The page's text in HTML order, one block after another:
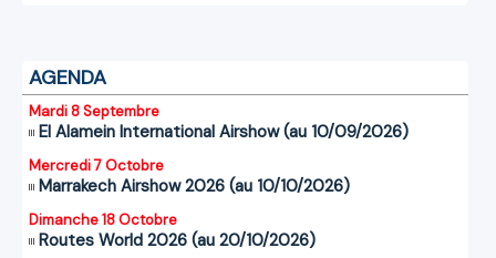
AGENDA
Mardi 8 Septembre
El Alamein International Airshow (au 10/09/2026)
Mercredi 7 Octobre
Marrakech Airshow 2026 (au 10/10/2026)
Dimanche 18 Octobre
Routes World 2026 (au 20/10/2026)